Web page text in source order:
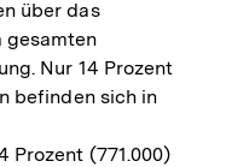
über das
gesamten
Nur 14 Prozent
befinden sich in
Prozent (771.000)